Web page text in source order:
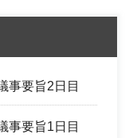
事要旨2日目
事要旨1日目